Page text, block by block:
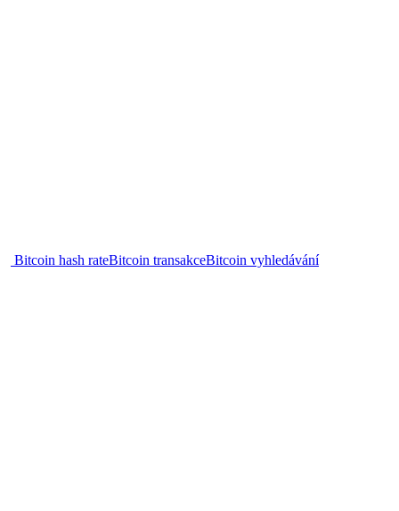
Bitcoin hash rateBitcoin transakceBitcoin vyhledávání